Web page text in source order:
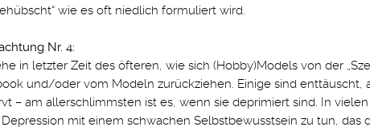
wie es oft niedlich formuliert wird.
Nr. 4:
in letzter Zeit des öfteren, wie sich (Hobby)Models von der
und/oder vom Modeln zurückziehen. Einige sind enttäuscht,
– am allerschlimmsten ist es, wenn sie deprimiert sind. In
mit einem schwachen Selbstbewusstsein zu tun, das